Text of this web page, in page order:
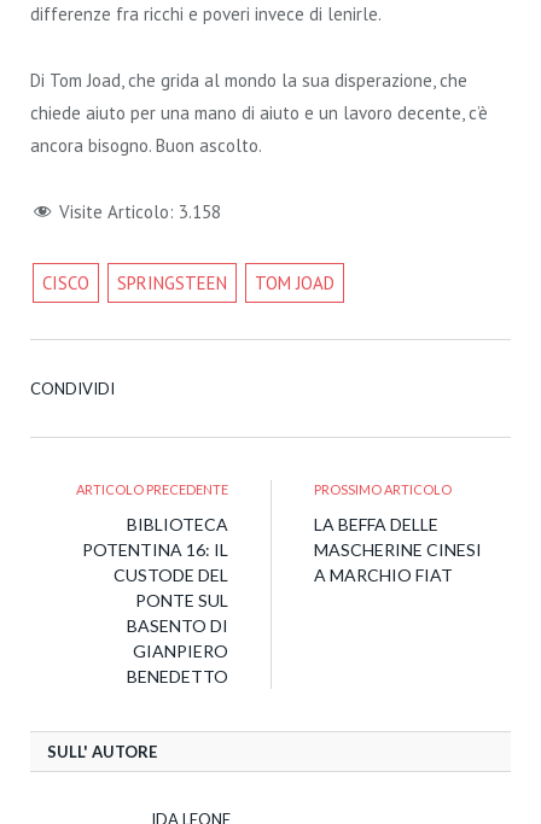
differenze fra ricchi e poveri invece di lenirle.
Di Tom Joad, che grida al mondo la sua disperazione, che
chiede aiuto per una mano di aiuto e un lavoro decente, c’è
ancora bisogno. Buon ascolto.
Visite Articolo: 3.158
CISCO SPRINGSTEEN TOM JOAD
CONDIVIDI
ARTICOLO PRECEDENTE
BIBLIOTECA
POTENTINA 16: IL
CUSTODE DEL
PONTE SUL
BASENTO DI
GIANPIERO
BENEDETTO
PROSSIMO ARTICOLO
LA BEFFA DELLE
MASCHERINE CINESI
A MARCHIO FIAT
SULL' AUTORE
IDA LEONE